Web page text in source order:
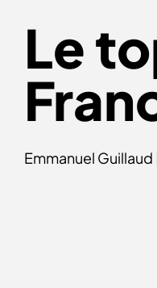
Le
Emmanuel Guillaud